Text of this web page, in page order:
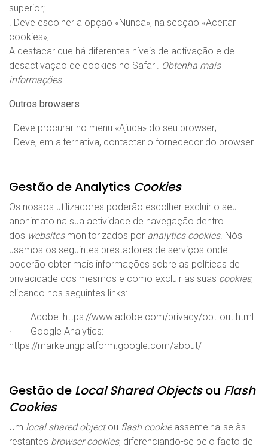
superior;
. Deve escolher a opção «Nunca», na secção «Aceitar
cookies»;
A destacar que há diferentes níveis de activação e de
desactivação de cookies no Safari. Obtenha mais
informações.
Outros browsers
. Deve procurar no menu «Ajuda» do seu browser;
. Deve, em alternativa, contactar o fornecedor do browser.
Gestão de Analytics Cookies
Os nossos utilizadores poderão escolher excluir o seu
anonimato na sua actividade de navegação dentro
dos websites monitorizados por analytics cookies. Nós
usamos os seguintes prestadores de serviços onde
poderão obter mais informações sobre as políticas de
privacidade dos mesmos e como excluir as suas cookies,
clicando nos seguintes links:
· Adobe: https://www.adobe.com/privacy/opt-out.html
· Google Analytics:
https://marketingplatform.google.com/about/
Gestão de Local Shared Objectsou Flash
Cookies
Um local shared objectou flash cookieassemelha-se às
restantes browser cookies, diferenciando-se pelo facto de